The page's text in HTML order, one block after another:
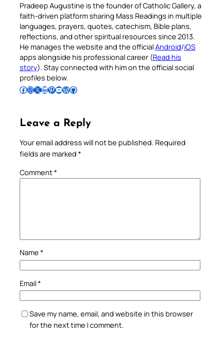
Pradeep Augustine is the founder of Catholic Gallery, a
faith-driven platform sharing Mass Readings in multiple
languages, prayers, quotes, catechism, Bible plans,
reflections, and other spiritual resources since 2013.
He manages the website and the officialAndroid/iOS
apps alongside his professional career (Read his
story). Stay connected with him on the official social
profiles below.
Follow Pradeep on Facebook Follow Pradeep on InstagramFollow Pradeep on X Follow Pradeep on LinkedIn Follow Pradeep on Pinterest Subscribe to Pradeep’s Youtube Channel Follow Pradeep on WordPress Follow Pradeep on GitHub
Leave a Reply
Your email address will not be published. Required
fields are marked *
Comment*
Name *
Email*
Save my name, email, and website in this browser
for the next time I comment.